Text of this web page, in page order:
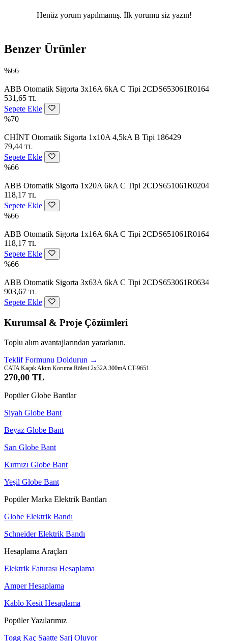
Henüz yorum yapılmamış. İlk yorumu siz yazın!
Benzer Ürünler
%66
ABB Otomatik Sigorta 3x16A 6kA C Tipi 2CDS653061R0164
531,65 TL
Sepete Ekle
%70
CHİNT Otomatik Sigorta 1x10A 4,5kA B Tipi 186429
79,44 TL
Sepete Ekle
%66
ABB Otomatik Sigorta 1x20A 6kA C Tipi 2CDS651061R0204
118,17 TL
Sepete Ekle
%66
ABB Otomatik Sigorta 1x16A 6kA C Tipi 2CDS651061R0164
118,17 TL
Sepete Ekle
%66
ABB Otomatik Sigorta 3x63A 6kA C Tipi 2CDS653061R0634
903,67 TL
Sepete Ekle
Kurumsal & Proje Çözümleri
Toplu alım avantajlarından yararlanın.
Teklif Formunu Doldurun →
CATA Kaçak Akım Koruma Rölesi 2x32A 300mA CT-9651
270,00 TL
Popüler Globe Bantlar
Siyah Globe Bant
Beyaz Globe Bant
Sarı Globe Bant
Kırmızı Globe Bant
Yeşil Globe Bant
Popüler Marka Elektrik Bantları
Globe Elektrik Bandı
Schneider Elektrik Bandı
Hesaplama Araçları
Elektrik Faturası Hesaplama
Amper Hesaplama
Kablo Kesit Hesaplama
Popüler Yazılarımız
Togg Kaç Saatte Sarj Oluyor